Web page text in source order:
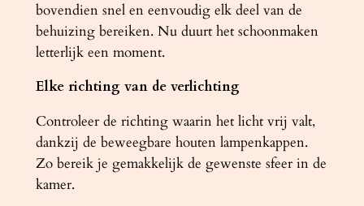
h
o
u
a
n
t
a
l
bovendien snel en eenvoudig elk deel van de
behuizing bereiken. Nu duurt het schoonmaken
letterlijk een moment.
Elke richting van de verlichting
Controleer de richting waarin het licht vrij valt,
dankzij de beweegbare houten lampenkappen.
Zo bereik je gemakkelijk de gewenste sfeer in de
kamer.